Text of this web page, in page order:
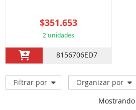
$351.653
2 unidades
8156706ED7
Filtrar por Organizar por
Mostrando